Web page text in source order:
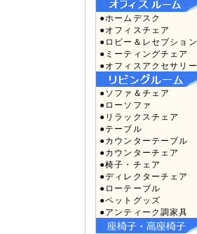
●ホームデスク
●オフィスチェア
●ロビー＆レセプション
●ミーティングチェア
●オフィスアクセサリー
●ソファ＆チェア
●ローソファ
●リラックスチェア
●テーブル
●カウンターテーブル
●カウンターチェア
●椅子・チェア
●ディレクターチェア
●ローテーブル
●ペットグッズ
●アンティーク調家具